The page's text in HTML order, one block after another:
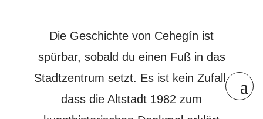
Die Geschichte von Cehegín ist
spürbar, sobald du einen Fuß in das
Stadtzentrum setzt. Es ist kein Zufall,
dass die Altstadt 1982 zum